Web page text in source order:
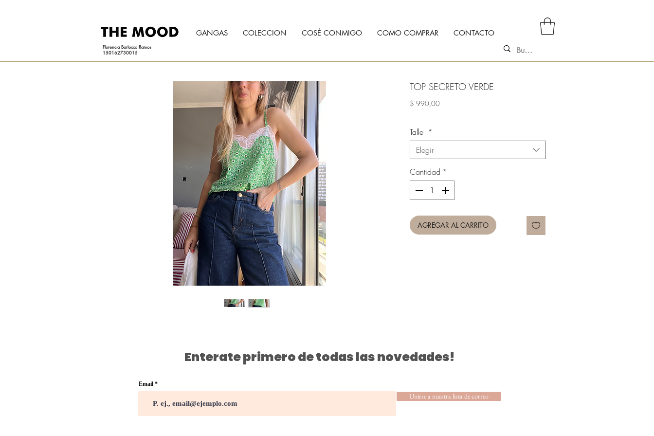
GANGAS COLECCION COSÉ CONMIGO COMO COMPRAR CONTACTO
Florencia Barlocco Ramos
150162730015
TOP SECRETO VERDE
$ 990,00Precio
Talle *
Elegir
Cantidad *
AGREGAR AL CARRITO
Enterate primero de todas las novedades!
Email
Unirse a nuestra lista de correo